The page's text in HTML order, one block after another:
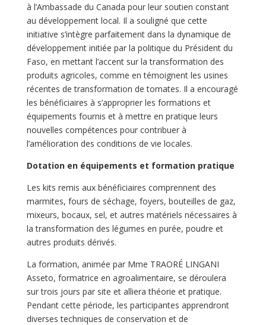
à l’Ambassade du Canada pour leur soutien constant
au développement local. Il a souligné que cette
initiative s’intègre parfaitement dans la dynamique de
développement initiée par la politique du Président du
Faso, en mettant l’accent sur la transformation des
produits agricoles, comme en témoignent les usines
récentes de transformation de tomates. Il a encouragé
les bénéficiaires à s’approprier les formations et
équipements fournis et à mettre en pratique leurs
nouvelles compétences pour contribuer à
l’amélioration des conditions de vie locales.
Dotation en équipements et formation pratique
Les kits remis aux bénéficiaires comprennent des
marmites, fours de séchage, foyers, bouteilles de gaz,
mixeurs, bocaux, sel, et autres matériels nécessaires à
la transformation des légumes en purée, poudre et
autres produits dérivés.
La formation, animée par Mme TRAORÉ LINGANI
Asseto, formatrice en agroalimentaire, se déroulera
sur trois jours par site et alliera théorie et pratique.
Pendant cette période, les participantes apprendront
diverses techniques de conservation et de